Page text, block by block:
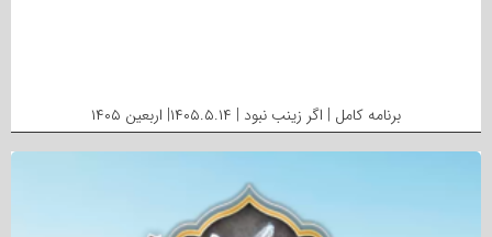
برنامه کامل | اگر زینب نبود | ۱۴۰۵.۵.۱۴| اربعین ۱۴۰۵